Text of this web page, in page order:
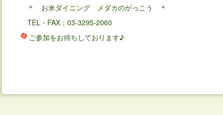
＊ お米ダイニング メダカのがっこう ＊
TEL・FAX：03-3295-2060
ご参加をお待ちしております♪